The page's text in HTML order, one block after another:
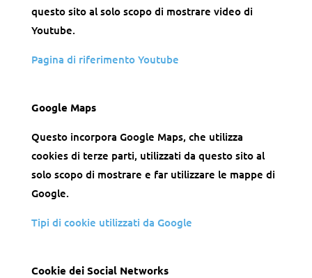
questo sito al solo scopo di mostrare video di
Youtube.
Pagina di riferimento Youtube
Google Maps
Questo incorpora Google Maps, che utilizza
cookies di terze parti, utilizzati da questo sito al
solo scopo di mostrare e far utilizzare le mappe di
Google.
Tipi di cookie utilizzati da Google
Cookie dei Social Networks